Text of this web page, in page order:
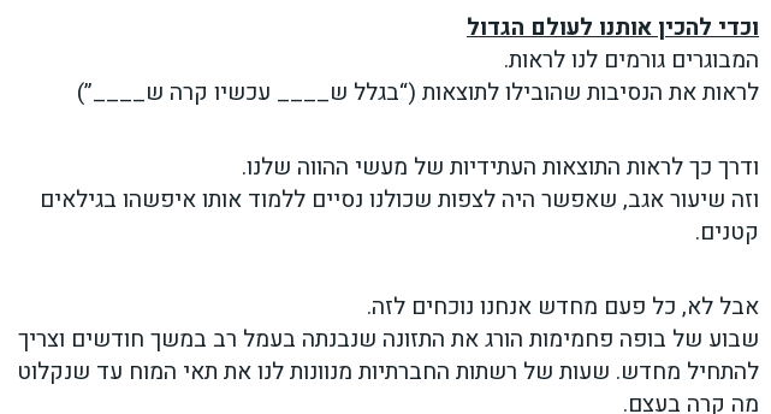
וכדי להכין אותנו לעולם הגדול
המבוגרים גורמים לנו לראות.
לראות את הנסיבות שהובילו לתוצאות (“בגלל ש____ עכשיו קרה ש____”)
ודרך כך לראות התוצאות העתידיות של מעשי ההווה שלנו.
וזה שיעור אגב, שאפשר היה לצפות שכולנו נסיים ללמוד אותו איפשהו בגילאים
קטנים.
אבל לא, כל פעם מחדש אנחנו נוכחים לזה.
שבוע של בופה פחמימות הורג את התזונה שנבנתה בעמל רב במשך חודשים וצריך
להתחיל מחדש. שעות של רשתות החברתיות מנוונות לנו את תאי המוח עד שנקלוט
מה קרה בעצם.